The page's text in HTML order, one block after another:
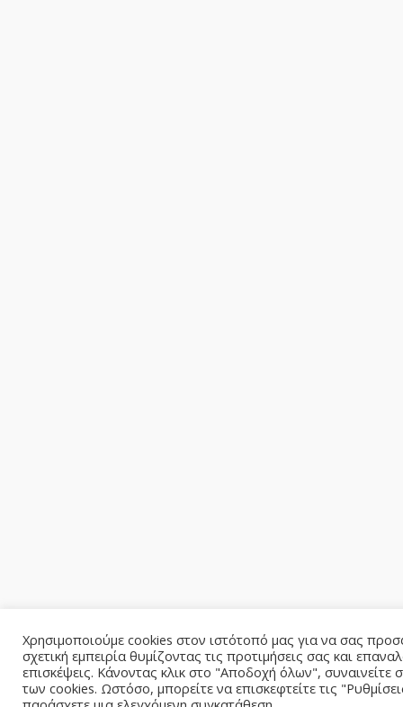
Χρησιμοποιούμε cookies στον ιστότοπό μας για να σας
σχετική εμπειρία θυμίζοντας τις προτιμήσεις σας και
επισκέψεις. Κάνοντας κλικ στο "Αποδοχή όλων",
των cookies. Ωστόσο, μπορείτε να επισκεφτείτε τις